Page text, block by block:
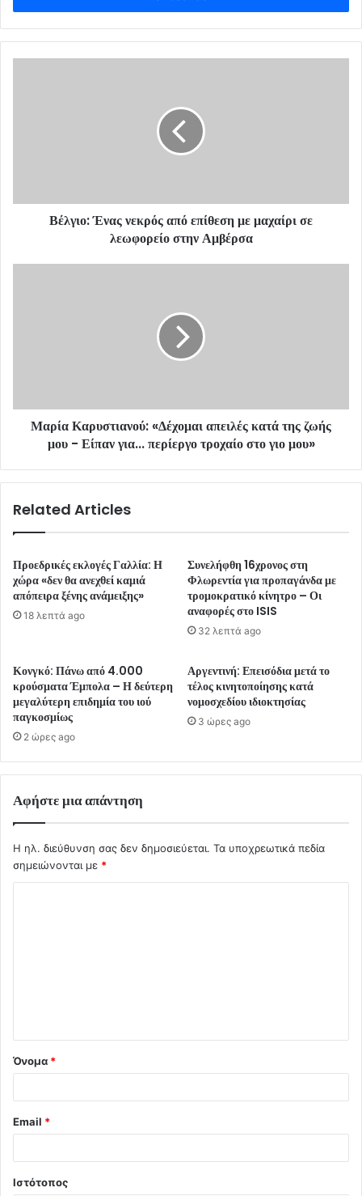
r
y
Βέλγιο: Ένας νεκρός από επίθεση με μαχαίρι σε
λεωφορείο στην Αμβέρσα
Μαρία Καρυστιανού: «Δέχομαι απειλές κατά της ζωής
μου - Είπαν για... περίεργο τροχαίο στο γιο μου»
Related Articles
Προεδρικές εκλογές Γαλλία: Η
χώρα «δεν θα ανεχθεί καμιά
απόπειρα ξένης ανάμειξης»
18 λεπτά ago
Συνελήφθη 16χρονος στη
Φλωρεντία για προπαγάνδα με
τρομοκρατικό κίνητρο – Οι
αναφορές στο ISIS
32 λεπτά ago
Κονγκό: Πάνω από 4.000
κρούσματα Έμπολα – Η δεύτερη
μεγαλύτερη επιδημία του ιού
παγκοσμίως
2 ώρες ago
Αργεντινή: Επεισόδια μετά το
τέλος κινητοποίησης κατά
νομοσχεδίου ιδιοκτησίας
3 ώρες ago
Αφήστε μια απάντηση
Η ηλ. διεύθυνση σας δεν δημοσιεύεται. Τα υποχρεωτικά πεδία
σημειώνονται με *
*
Όνομα *
Email *
Ιστότοπος